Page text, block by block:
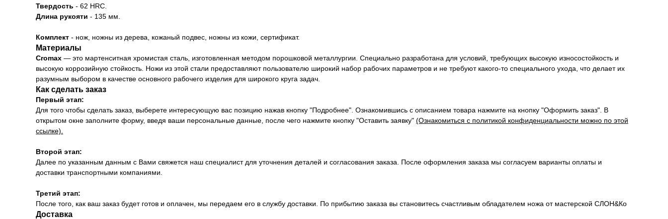
Твердость - 62 HRC.
Длина рукояти - 135 мм.
Комплект - нож, ножны из дерева, кожаный подвес, ножны из кожи, сертификат.
Материалы
Cromax — это мартенситная хромистая сталь, изготовленная методом порошковой металлургии. Специально разработана для условий, требующих высокую износостойкость и
высокую коррозийную стойкость. Ножи из этой стали предоставляют пользователю широкий набор рабочих параметров и не требуют какого-то специального ухода, что делает их
разумным выбором в качестве основного рабочего изделия для широкого круга задач.
Как сделать заказ
Первый этап:
Для того чтобы сделать заказ, выберете интересующую вас позицию нажав кнопку "Подробнее". Ознакомившись с описанием товара нажмите на кнопку "Оформить заказ". В
открытом окне заполните форму, введя ваши персональные данные, после чего нажмите кнопку "Оставить заявку" (Ознакомиться с политикой конфиденциальности можно по этой
ссылке).
Второй этап:
Далее по указанным данным с Вами свяжется наш специалист для уточнения деталей и согласования заказа. После оформления заказа мы согласуем варианты оплаты и
доставки транспортными компаниями.
Третий этап:
После того, как ваш заказ будет готов и оплачен, мы передаем его в службу доставки. По прибытию заказа вы становитесь счастливым обладателем ножа от мастерской СЛОН&Ко
Доставка